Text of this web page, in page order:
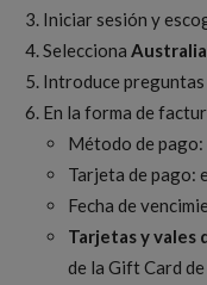
Iniciar sesión y
Selecciona
Introduce preguntas
En la forma de
Método de pago:
Tarjeta de pago:
Fecha de
Tarjetas y vales
de la Gift Card